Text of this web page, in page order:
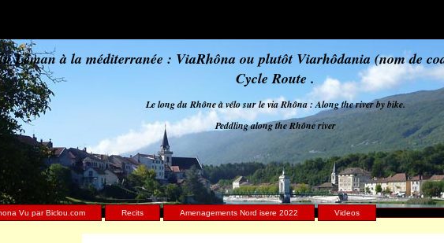
Léman à la méditerranée : ViaRhôna ou plutôt Viarhôdania (nom de
Cycle Route .
Le long du Rhône à vélo sur le via Rhôna : Along the river by bike.
Peddling along the Rhône river
Vu par Biclou.com Recits Amenagements Nord isere 2022 Videos